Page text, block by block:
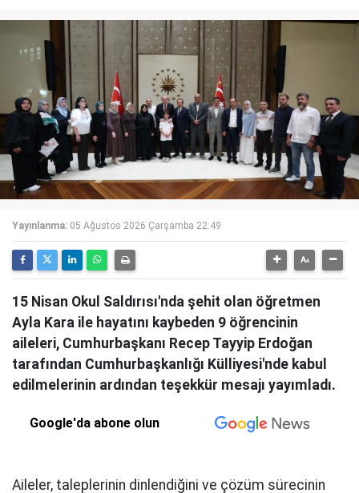
Yayınlanma: 05 Ağustos 2026 Çarşamba 22:49
15 Nisan Okul Saldırısı'nda şehit olan öğretmen
Ayla Kara ile hayatını kaybeden 9 öğrencinin
aileleri, Cumhurbaşkanı Recep Tayyip Erdoğan
tarafından Cumhurbaşkanlığı Külliyesi'nde kabul
edilmelerinin ardından teşekkür mesajı yayımladı.
Google'da abone olun
Aileler, taleplerinin dinlendiğini ve çözüm sürecinin